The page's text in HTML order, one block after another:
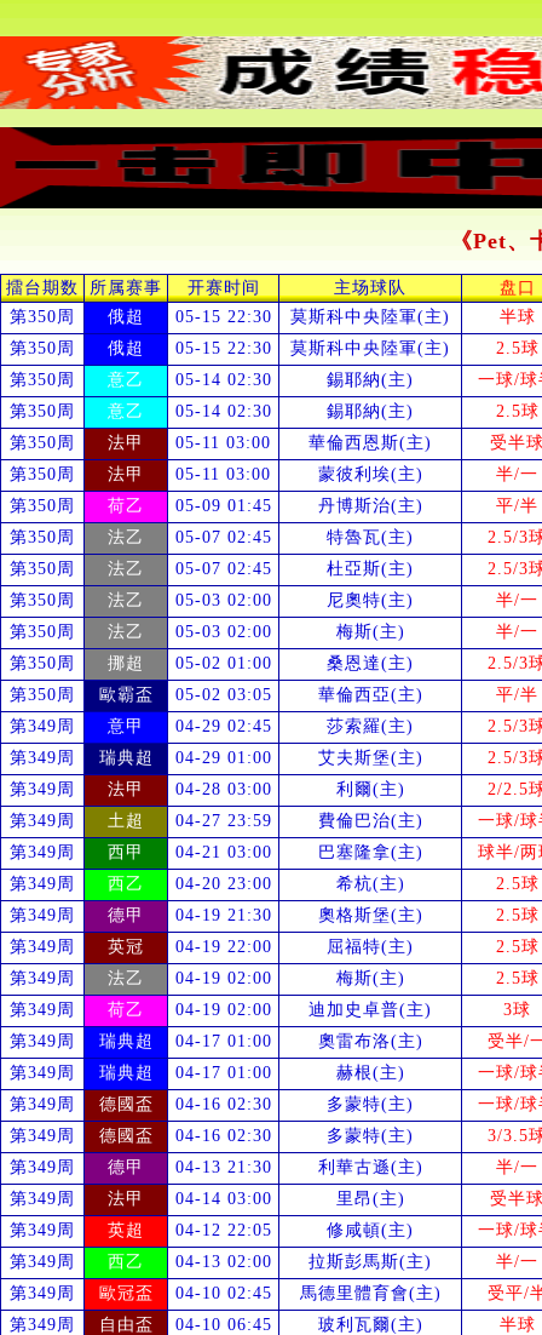
《Pet
擂台期数 所属赛事 开赛时间 主场球队
盘口
第350周
俄超 05-15 22:30 莫斯科中央陸軍(主)
半球
第350周
俄超 05-15 22:30 莫斯科中央陸軍(主)
2.5球
第350周
意乙 05-14 02:30 錫耶納(主)
一球/球
第350周
意乙 05-14 02:30 錫耶納(主)
2.5球
第350周
法甲 05-11 03:00 華倫西恩斯(主) 受半
第350周
法甲 05-11 03:00 蒙彼利埃(主)
半/一
第350周
荷乙 05-09 01:45 丹博斯治(主)
平/半
第350周
法乙 05-07 02:45 特魯瓦(主)
2.5/3
第350周
法乙 05-07 02:45 杜亞斯(主)
2.5/3
第350周
法乙 05-03 02:00 尼奧特(主)
半/一
第350周
法乙 05-03 02:00 梅斯(主)
半/一
第350周
挪超 05-02 01:00 桑恩達(主)
2.5/3
第350周
歐霸盃 05-02 03:05 華倫西亞(主)
平/半
第349周
意甲 04-29 02:45 莎索羅(主)
2.5/3
第349周
瑞典超 04-29 01:00 艾夫斯堡(主)
2.5/3
第349周
法甲 04-28 03:00 利爾(主)
2/2.5
第349周
土超 04-27 23:59 費倫巴治(主)
一球/球
第349周
西甲 04-21 03:00 巴塞隆拿(主)
球半/两
第349周
西乙 04-20 23:00 希杭(主)
2.5球
第349周
德甲 04-19 21:30 奧格斯堡(主)
2.5球
第349周
英冠 04-19 22:00 屈福特(主)
2.5球
第349周
法乙 04-19 02:00 梅斯(主)
2.5球
第349周
荷乙 04-19 02:00 迪加史卓普(主)
3球
第349周
瑞典超 04-17 01:00 奧雷布洛(主) 受半/
第349周
瑞典超 04-17 01:00 赫根(主)
一球/球
第349周
德國盃 04-16 02:30 多蒙特(主)
一球/球
第349周
德國盃 04-16 02:30 多蒙特(主)
3/3.5
第349周
德甲 04-13 21:30 利華古遜(主)
半/一
第349周
法甲 04-14 03:00 里昂(主) 受半
第349周
英超 04-12 22:05 修咸頓(主)
一球/球
第349周
西乙 04-13 02:00 拉斯彭馬斯(主)
半/一
第349周
歐冠盃 04-10 02:45 馬德里體育會(主) 受平/
第349周
自由盃 04-10 06:45 玻利瓦爾(主)
半球